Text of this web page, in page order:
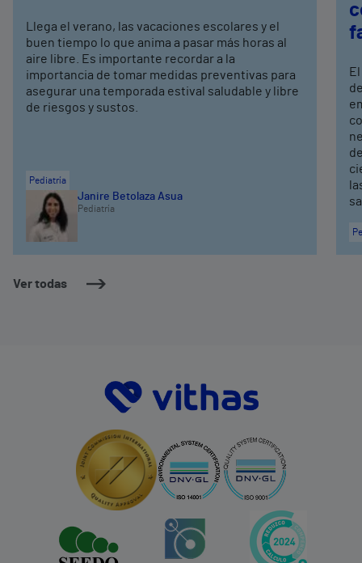
Ver todas
Llega el verano, las vacaciones escolares y el
buen tiempo lo que anima a pasar más horas al
aire libre. Es importante recordar a la
importancia de tomar medidas preventivas para
asegurar una temporada estival saludable y libre
de riesgos y sustos.
Pediatría
Janire Betolaza Asua
Pediatría